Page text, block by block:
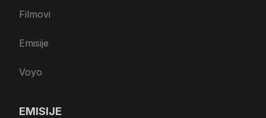
Filmovi
Emisije
Voyo
EMISIJE